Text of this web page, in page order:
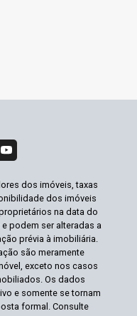
dos imóveis, taxas
dos imóveis
na data do
podem ser alteradas a
prévia à imobiliária.
são meramente
exceto nos casos
Os dados
e somente se tornam
formal. Consulte